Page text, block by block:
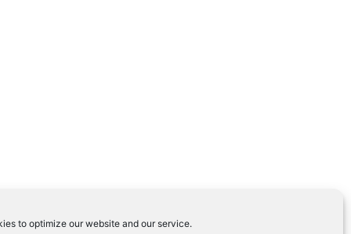
to optimize our website and our service.